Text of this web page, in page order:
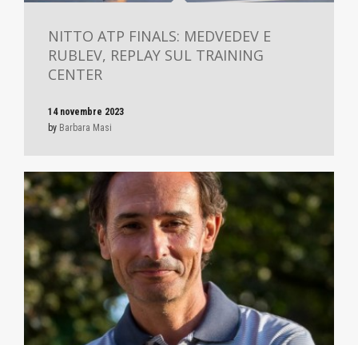
NITTO ATP FINALS: MEDVEDEV E
RUBLEV, REPLAY SUL TRAINING
CENTER
14 novembre 2023
by Barbara Masi